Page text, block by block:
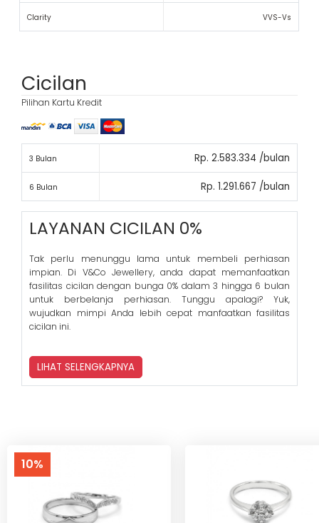
Clarity VVS-Vs
Cicilan
Pilihan Kartu Kredit
3 Bulan Rp. 2.583.334 /bulan
6 Bulan Rp. 1.291.667 /bulan
LAYANAN CICILAN 0%
Tak perlu menunggu lama untuk membeli perhiasan
impian. Di V&Co Jewellery, anda dapat memanfaatkan
fasilitas cicilan dengan bunga 0% dalam 3 hingga 6 bulan
untuk berbelanja perhiasan. Tunggu apalagi? Yuk,
wujudkan mimpi Anda lebih cepat manfaatkan fasilitas
cicilan ini.
LIHAT SELENGKAPNYA
10%